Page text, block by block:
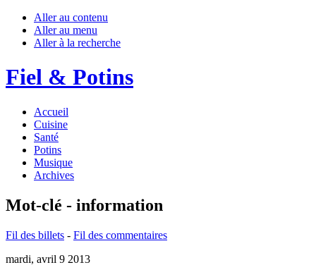
Aller au contenu
Aller au menu
Aller à la recherche
Fiel & Potins
Accueil
Cuisine
Santé
Potins
Musique
Archives
Mot-clé - information
Fil des billets - Fil des commentaires
mardi, avril 9 2013